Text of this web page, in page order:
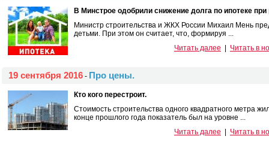
В Минстрое одобрили снижение долга по ипотеке
Министр строительства и ЖКХ России Михаил Мень
детьми. При этом он считает, что, формируя ...
Читать далее
Читать в
19 сентября 2016 - Про цены.
Кто кого перестроит.
Стоимость строительства одного квадратного метра
конце прошлого года показатель был на уровне ...
Читать далее
Читать в